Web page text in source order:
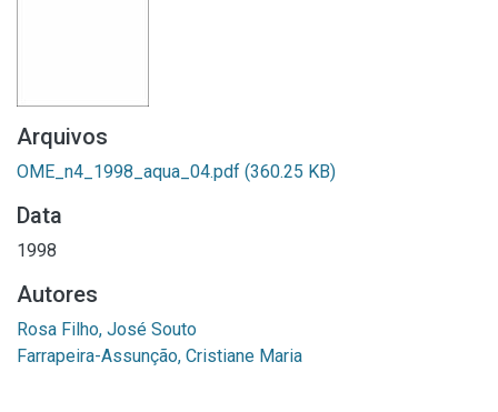
Arquivos
OME_n4_1998_aqua_04.pdf (360.25 KB)
Data
1998
Autores
Rosa Filho, José Souto
Farrapeira-Assunção, Cristiane Maria